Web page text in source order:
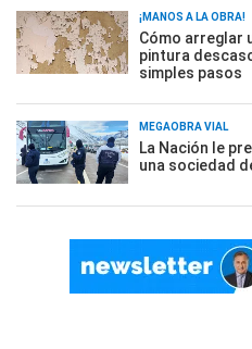
¡MANOS A LA OBRA!
Cómo arreglar
pintura
simples pasos
MEGAOBRA VIAL
La Nación le
una sociedad